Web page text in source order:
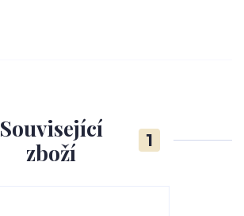
Související
zboží
1